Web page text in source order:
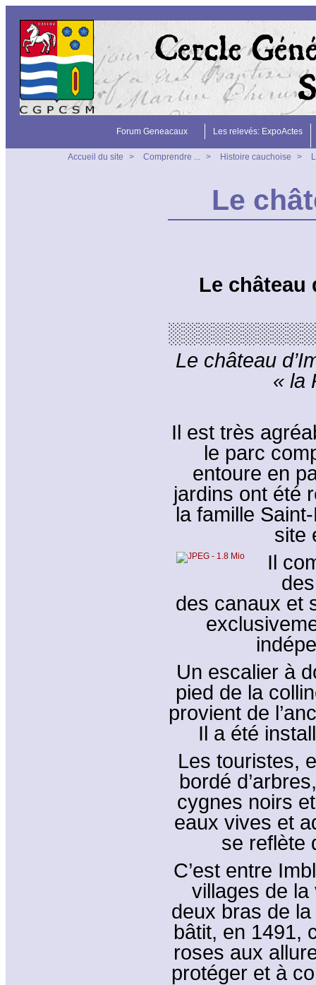
Forum Geneacaux Les relevés: ExpoActes
Accueil du site > Comprendre ... > Histoire cauchoise >
Le
Le château
Le château
« la
Il est très
le parc
entoure en
jardins ont été
la famille
site
Il
des canaux et
Un escalier à
pied de la
provient de
Il a été
Les touristes,
bordé
cygnes noirs
eaux vives et
se reflète
C’est entre
villages de la
deux bras de
bâtit, en 1491,
roses aux
protéger et à